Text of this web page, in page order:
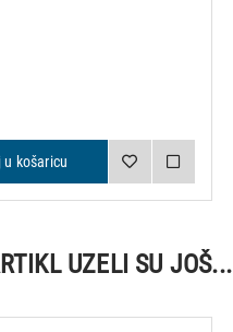
u košaricu
UZELI SU JOŠ...